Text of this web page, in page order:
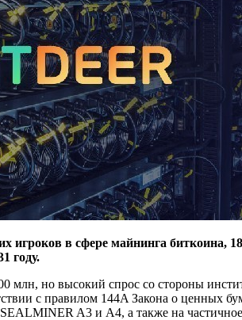
игроков в сфере майнинга
году.
млн, но высокий спрос со стороны
с правилом 144A Закона о ценных
A3 и A4, а также на